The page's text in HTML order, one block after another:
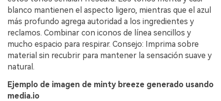
blanco mantienen el aspecto ligero, mientras que el azul
más profundo agrega autoridad a los ingredientes y
reclamos. Combinar con iconos de línea sencillos y
mucho espacio para respirar. Consejo: Imprima sobre
material sin recubrir para mantener la sensación suave y
natural.
Ejemplo de imagen de minty breeze generado usando
media.io